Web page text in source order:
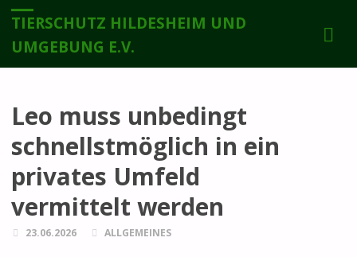
TIERSCHUTZ HILDESHEIM UND
UMGEBUNG E.V.
Leo muss unbedingt
schnellstmöglich in ein
privates Umfeld
vermittelt werden
23.06.2026 ALLGEMEINES